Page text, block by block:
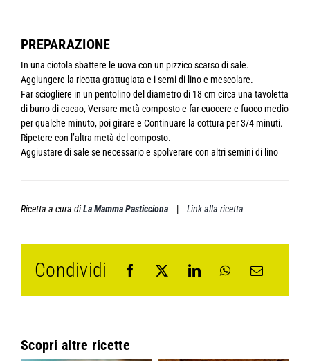
PREPARAZIONE
In una ciotola sbattere le uova con un pizzico scarso di sale.
Aggiungere la ricotta grattugiata e i semi di lino e mescolare.
Far sciogliere in un pentolino del diametro di 18 cm circa una tavoletta
di burro di cacao, Versare metà composto e far cuocere e fuoco medio
per qualche minuto, poi girare e Continuare la cottura per 3/4 minuti.
Ripetere con l’altra metà del composto.
Aggiustare di sale se necessario e spolverare con altri semini di lino
Ricetta a cura diLa Mamma Pasticciona| Link alla ricetta
Condividi
Scopri altre ricette